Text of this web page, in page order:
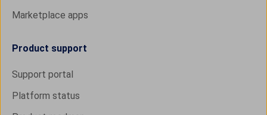
Marketplace apps
Product support
Support portal
Platform status